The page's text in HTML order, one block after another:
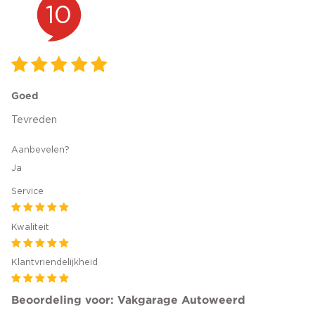
10
Goed
Tevreden
Aanbevelen?
Ja
Service
Kwaliteit
Klantvriendelijkheid
Beoordeling voor: Vakgarage Autoweerd